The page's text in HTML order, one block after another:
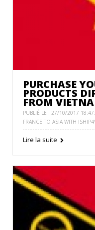
PURCHASE
PRODUCTS
FROM
PUBLIÉ LE : 27/10/2017
FRANCE TO ASIA WITH
Lire la suite